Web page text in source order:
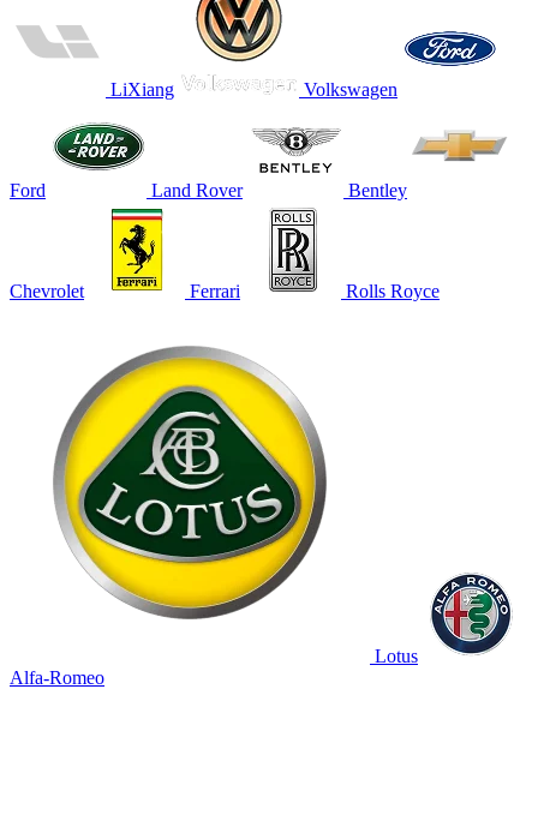
LiXiang Volkswagen
Ford Land Rover Bentley
Chevrolet Ferrari Rolls Royce
Lotus
Alfa-Romeo